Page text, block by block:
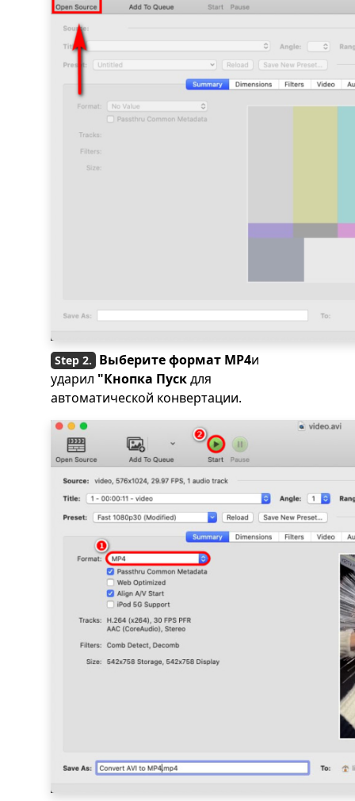
Выберите формат MP4и
ударил "Кнопка Пускдля
автоматической конвертации.